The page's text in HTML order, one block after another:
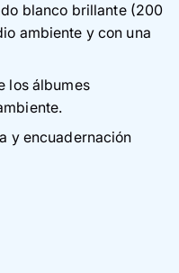
blanco brillante (200
ambiente y con una
los álbumes
y encuadernación